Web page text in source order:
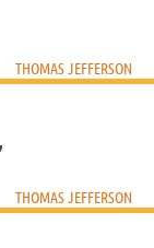
THOMAS JEFFERSON
THOMAS JEFFERSON